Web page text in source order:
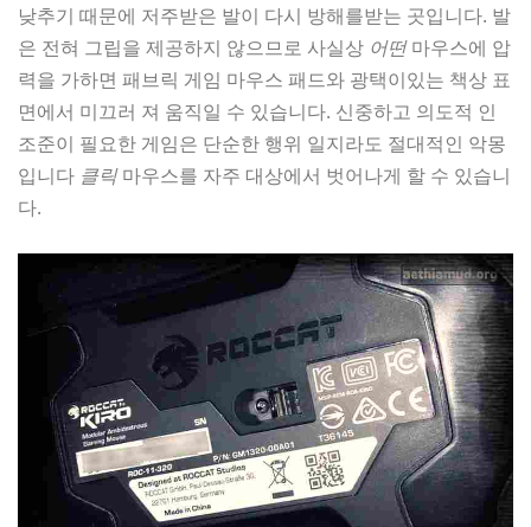
낮추기 때문에 저주받은 발이 다시 방해를받는 곳입니다. 발
은 전혀 그립을 제공하지 않으므로 사실상 어떤마우스에 압
력을 가하면 패브릭 게임 마우스 패드와 광택이있는 책상 표
면에서 미끄러 져 움직일 수 있습니다. 신중하고 의도적 인
조준이 필요한 게임은 단순한 행위 일지라도 절대적인 악몽
입니다 클릭마우스를 자주 대상에서 벗어나게 할 수 있습니
다.